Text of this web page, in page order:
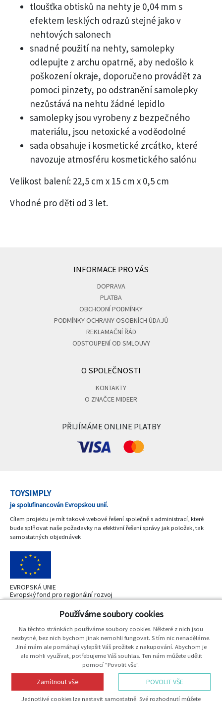
tloušťka obtisků na nehty je 0,04 mm s
efektem lesklých odrazů stejné jako v
nehtových salonech
snadné použití na nehty, samolepky
odlepujte z archu opatrně, aby nedošlo k
poškození okraje, doporučeno provádět za
pomoci pinzety, po odstranění samolepky
nezůstává na nehtu žádné lepidlo
samolepky jsou vyrobeny z bezpečného
materiálu, jsou netoxické a voděodolné
sada obsahuje i kosmetické zrcátko, které
navozuje atmosféru kosmetického salónu
Velikost balení: 22,5 cm x 15 cm x 0,5 cm
Vhodné pro děti od 3 let.
INFORMACE PRO VÁS
DOPRAVA
PLATBA
OBCHODNÍ PODMÍNKY
PODMÍNKY OCHRANY OSOBNÍCH ÚDAJŮ
REKLAMAČNÍ ŘÁD
ODSTOUPENÍ OD SMLOUVY
O SPOLEČNOSTI
KONTAKTY
O ZNAČCE MIDEER
PŘIJÍMÁME ONLINE PLATBY
TOYSIMPLY
je spolufinancován Evropskou unií.
Cílem projektu je mít takové webové řešení společně s administrací, které
bude splňovat naše požadavky na efektivní řešení správy jak položek, tak
samostatných objednávek
EVROPSKÁ UNIE
Evropský fond pro regionální rozvoj
OP Podnikání a inovace pro konkurenceshopnost
MINISTERSTVO
PRŮMYSLU A OBCHODU
Používáme soubory cookies
Na těchto stránkách používáme soubory cookies. Některé z nich jsou
nezbytné, bez nich bychom jinak nemohli fungovat. S tím nic nenaděláme.
Jiné mám ale pomáhají vylepšit Váš prožitek z nakupování. Abychom je
ale mohli využívat, potřebujeme Váš souhlas. Ten nám můžete udělit
pomocí "Povolit vše".
Zamítnout vše POVOLIT VŠE
Jednotlivé cookies lze nastavit samostatně. Své rozhodnutí můžete